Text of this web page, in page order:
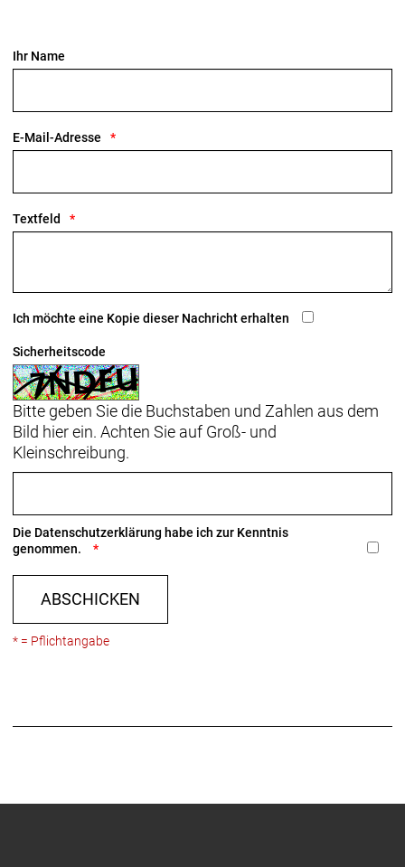
Ihr Name
E-Mail-Adresse
Textfeld
Ich möchte eine Kopie dieser Nachricht erhalten
Sicherheitscode
Bitte geben Sie die Buchstaben und Zahlen aus dem
Bild hier ein. Achten Sie auf Groß- und
Kleinschreibung.
Die Datenschutzerklärung habe ich zur Kenntnis
genommen.
ABSCHICKEN
* = Pflichtangabe